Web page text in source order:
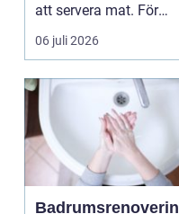
att servera mat. För
många blir den s...
06 juli 2026
Badrumsrenoverin